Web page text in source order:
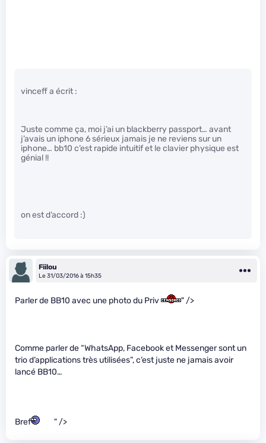
vinceff a écrit :
Juste comme ça, moi j’ai un blackberry passport… avant
j’avais un iphone 6 sérieux jamais je ne reviens sur un
iphone… bb10 c’est rapide intuitif et le clavier physique est
génial !!
on est d’accord :)
Fiilou
Le 31/03/2016 à 15h35
Parler de BB10 avec une photo du Priv " />
Comme parler de “WhatsApp, Facebook et Messenger sont un
trio d’applications très utilisées”, c’est juste ne jamais avoir
lancé BB10…
Bref " />